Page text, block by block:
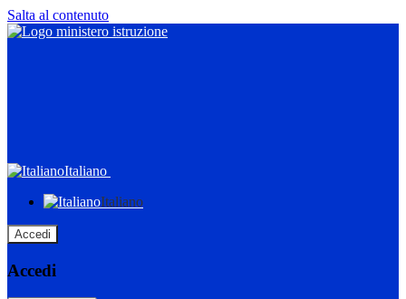
Salta al contenuto
Italiano
Italiano
Accedi
Accedi